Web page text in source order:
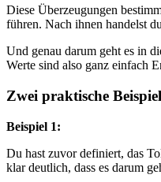
Diese Überzeugungen
führen. Nach ihnen handelst
Und genau darum geht es in
Werte sind also ganz einfach
Zwei praktische
Beispiel 1:
Du hast zuvor definiert, das
klar deutlich, dass es darum